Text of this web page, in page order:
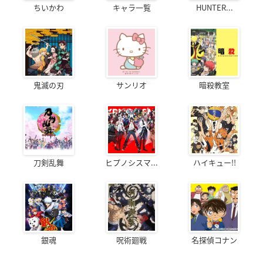
ちいかわ キャラ一覧 HUNTER...
鬼滅の刃 サンリオ 暗殺教室
刀剣乱舞 ヒプノシスマ... ハイキュー!!
銀魂 呪術廻戦 名探偵コナン